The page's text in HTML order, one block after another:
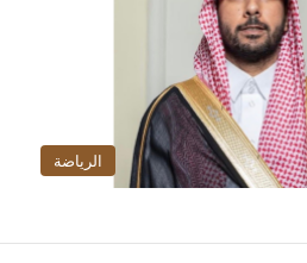
الرياضة